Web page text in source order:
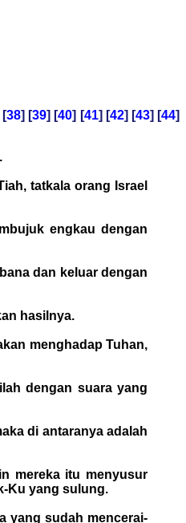
[38] [39] [40] [41] [42] [43] [44]
tatkala orang Israel
engkau dengan
dan keluar dengan
hasilnya.
menghadap Tuhan,
dengan suara yang
di antaranya adalah
mereka itu menyusur
Ku yang sulung.
yang sudah mencerai-